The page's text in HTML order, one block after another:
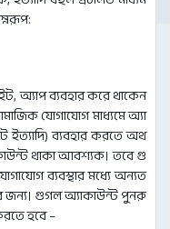
অ্যাপ ব্যবহার করে থাকেন
যোগাযোগ মাধ্যমে অ্যা
ইত্যাদি) ব্যবহার করতে অথ
থাকা আবশ্যক। তবে গু
ব্যবস্থার মধ্যে অন্যত
জন্য। গুগল অ্যাকাউন্ট পুনরু
হবে –